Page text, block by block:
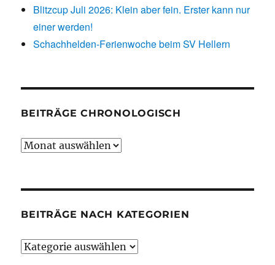
Blitzcup Juli 2026: Klein aber fein. Erster kann nur
einer werden!
Schachhelden-Ferienwoche beim SV Hellern
BEITRÄGE CHRONOLOGISCH
Beiträge
BEITRÄGE NACH KATEGORIEN
Beiträge